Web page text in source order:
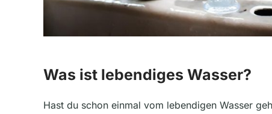
Was ist lebendiges Wasser?
Hast du schon einmal vom lebendigen Wasser